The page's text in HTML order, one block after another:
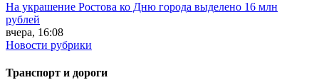
На украшение Ростова ко Дню города выделено 16 млн
рублей
вчера, 16:08
Новости рубрики
Транспорт и дороги